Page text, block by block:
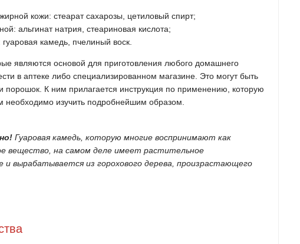
кожи: стеарат сахарозы, цетиловый спирт;
альгинат натрия, стеариновая кислота;
гуаровая камедь, пчелиный воск.
являются основой для приготовления любого домашнего
в аптеке либо специализированном магазине. Это могут быть
порошок. К ним прилагается инструкция по применению, которую
необходимо изучить подробнейшим образом.
Гуаровая камедь, которую многие воспринимают как
вещество, на самом деле имеет растительное
и вырабатывается из горохового дерева, произрастающего